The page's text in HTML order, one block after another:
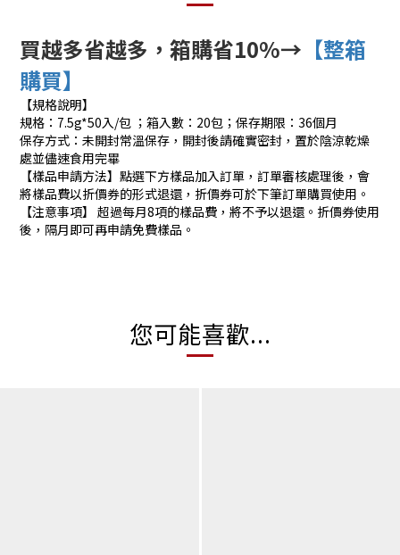
買越多省越多，箱購省10%→ 【整箱
購買】
【規格說明】
規格：7.5g*50入/包 ；箱入數：20包；保存期限：36個月
保存方式：未開封常溫保存，開封後請確實密封，置於陰涼乾燥
處並儘速食用完畢
【樣品申請方法】點選下方樣品加入訂單，訂單審核處理後，會
將樣品費以折價券的形式退還，折價券可於下筆訂單購買使用。
【注意事項】 超過每月8項的樣品費，將不予以退還。折價券使用
後，隔月即可再申請免費樣品。
您可能喜歡...